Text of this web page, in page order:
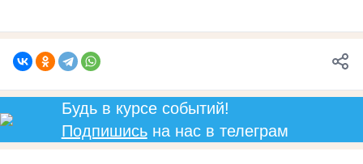
Будь в курсе событий!
Подпишисьна нас в телеграм